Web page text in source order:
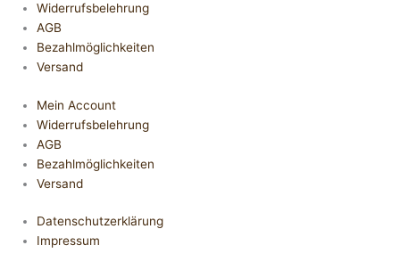
Widerrufsbelehrung
AGB
Bezahlmöglichkeiten
Versand
Mein Account
Widerrufsbelehrung
AGB
Bezahlmöglichkeiten
Versand
Datenschutzerklärung
Impressum